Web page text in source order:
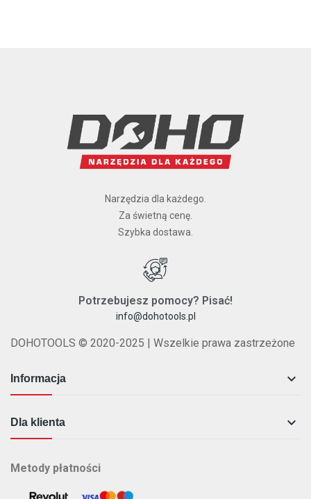
Narzędzia dla każdego.
Za świetną cenę.
Szybka dostawa.
Potrzebujesz pomocy? Pisać!
info@dohotools.pl
DOHOTOOLS © 2020-2025 | Wszelkie prawa zastrzeżone
Informacja 
Dla klienta 
Metody płatności